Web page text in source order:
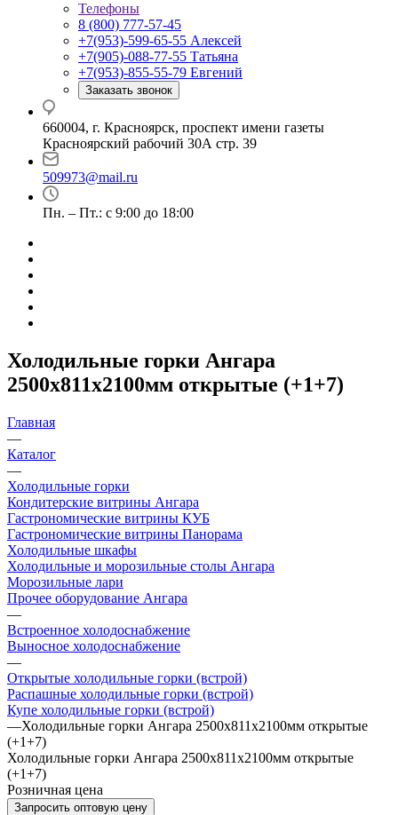
Телефоны
8 (800) 777-57-45
+7(953)-599-65-55 Алексей
+7(905)-088-77-55 Татьяна
+7(953)-855-55-79 Евгений
Заказать звонок
660004, г. Красноярск, проспект имени газеты
Красноярский рабочий 30А стр. 39
509973@mail.ru
Пн. – Пт.: с 9:00 до 18:00
Холодильные горки Ангара
2500х811х2100мм открытые (+1+7)
Главная
—
Каталог
—
Холодильные горки
Кондитерские витрины Ангара
Гастрономические витрины КУБ
Гастрономические витрины Панорама
Холодильные шкафы
Холодильные и морозильные столы Ангара
Морозильные лари
Прочее оборудование Ангара
—
Встроенное холодоснабжение
Выносное холодоснабжение
—
Открытые холодильные горки (встрой)
Распашные холодильные горки (встрой)
Купе холодильные горки (встрой)
—Холодильные горки Ангара 2500х811х2100мм открытые
(+1+7)
Холодильные горки Ангара 2500х811х2100мм открытые
(+1+7)
Розничная цена
Запросить оптовую цену